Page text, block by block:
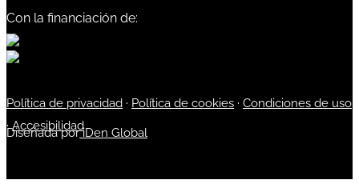
Con la financiación de:
Política de privacidad · Política de cookies · Condiciones de uso
·Accesibilidad
Diseñada poriDen Global